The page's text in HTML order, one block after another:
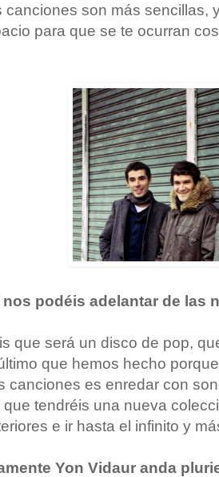
canciones son más sencillas,
para que se te ocurran
nos podéis adelantar de las
que será un disco de pop,
que hemos hecho
canciones es enredar con
que tendréis una nueva
e ir hasta el infinito y
Yon Vidaur anda